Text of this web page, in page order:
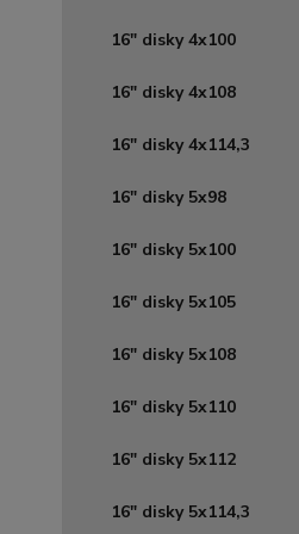
16" disky 4x100
16" disky 4x108
16" disky 4x114,3
16" disky 5x98
16" disky 5x100
16" disky 5x105
16" disky 5x108
16" disky 5x110
16" disky 5x112
16" disky 5x114,3